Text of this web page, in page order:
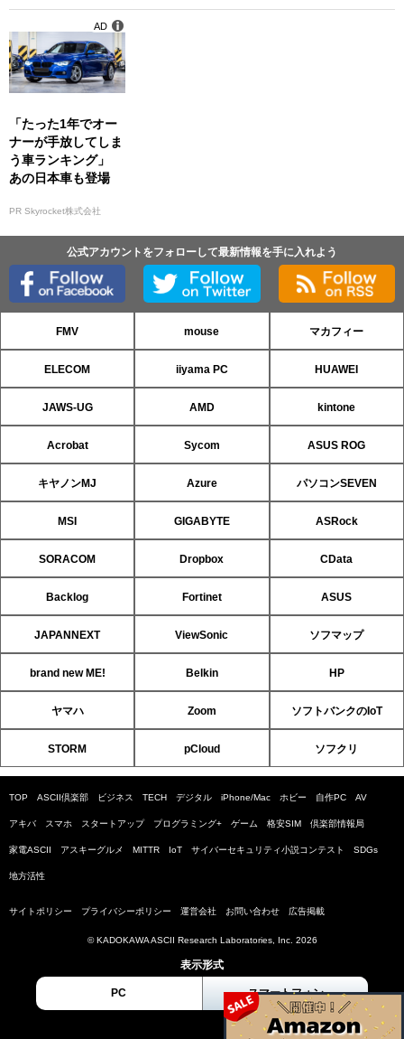
「たった1年でオー
ナーが手放してしま
う車ランキング」
あの日本車も登場
PR Skyrocket株式会社
AD
公式アカウントをフォローして最新情報を手に入れよう
FMV mouse マカフィー
ELECOM iiyama PC HUAWEI
JAWS-UG AMD kintone
Acrobat Sycom ASUS ROG
キヤノンMJ Azure パソコンSEVEN
MSI GIGABYTE ASRock
SORACOM Dropbox CData
Backlog Fortinet ASUS
JAPANNEXT ViewSonic ソフマップ
brand new ME! Belkin HP
ヤマハ Zoom ソフトバンクのIoT
STORM pCloud ソフクリ
TOP ASCII倶楽部 ビジネス TECH デジタル iPhone/Mac ホビー 自作PC AV
アキバ スマホ スタートアップ プログラミング+ ゲーム 格安SIM 倶楽部情報局
家電ASCII アスキーグルメ MITTR IoT サイバーセキュリティ小説コンテスト SDGs
地方活性
サイトポリシー プライバシーポリシー 運営会社 お問い合わせ 広告掲載
© KADOKAWA ASCII Research Laboratories, Inc. 2026
表示形式
PC スマートフォン